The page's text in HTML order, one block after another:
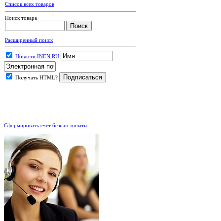
Список всех товаров
Поиск товара
Расширенный поиск
Новости INEN.RU
Получать HTML?
Сформировать счет безнал. оплаты